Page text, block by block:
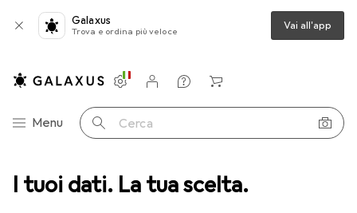
I tuoi dati. La tua scelta.
Galaxus
Trova e ordina più veloce Vai all'app
Categoria Navigazione
Menu Cerca
Impostazioni
Conto cliente
Liste di confronto
Liste dei desideri
Carrello
Lenti a contatto Air Optix più HydraGlyde per l'astigmatismo